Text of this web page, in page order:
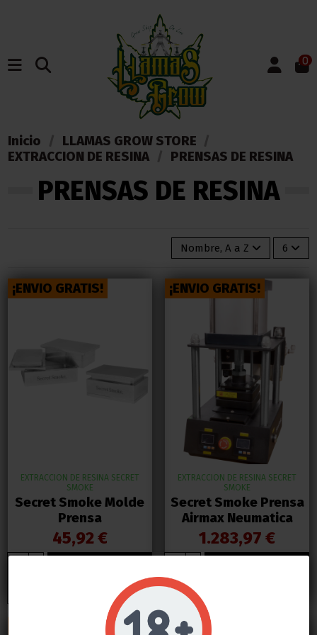
0
Inicio
LLAMAS GROW STORE
EXTRACCION DE RESINA
PRENSAS DE RESINA
PRENSAS DE RESINA
Nombre, A a Z 6
¡ENVIO GRATIS!
EXTRACCION DE RESINA SECRET
SMOKE
Secret Smoke Molde
Prensa
45,92 €
¡ENVIO GRATIS!
EXTRACCION DE RESINA SECRET
SMOKE
Secret Smoke Prensa
Airmax Neumatica
1.283,97 €
¡ENVIO GRATIS!